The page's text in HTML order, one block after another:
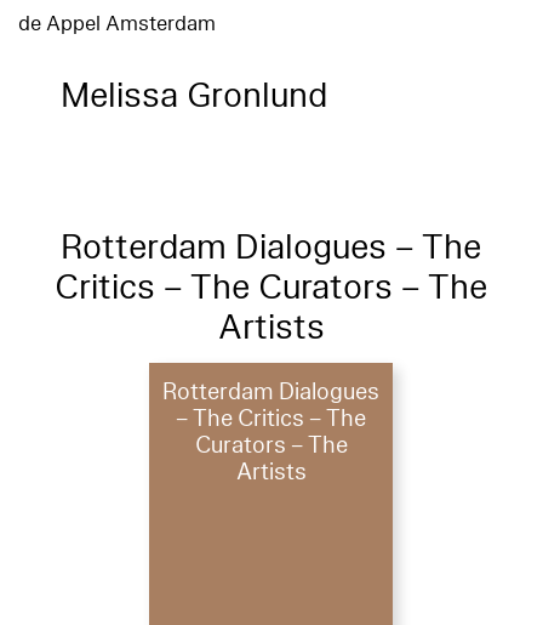
de Appel Amsterdam
Melissa Gronlund
Rotterdam Dialogues – The
Critics – The Curators – The
Artists
Rotterdam Dialogues
– The Critics – The
Curators – The
Artists